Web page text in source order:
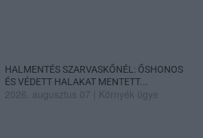
HALMENTÉS SZARVASKŐNÉL: ŐSHONOS
ÉS VÉDETT HALAKAT MENTETT...
2026. augusztus 07 Környék ügye